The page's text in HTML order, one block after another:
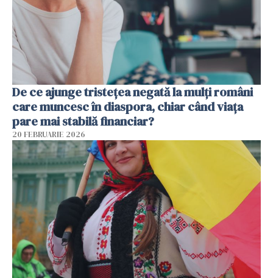
De ce ajunge tristețea negată la mulți români
care muncesc în diaspora, chiar când viața
pare mai stabilă financiar?
20 FEBRUARIE 2026